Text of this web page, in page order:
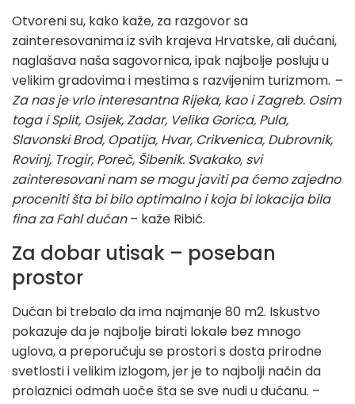
Otvoreni su, kako kaže, za razgovor sa
zainteresovanima iz svih krajeva Hrvatske, ali dućani,
naglašava naša sagovornica, ipak najbolje posluju u
velikim gradovima i mestima s razvijenim turizmom. –
Za nas je vrlo interesantna Rijeka, kao i Zagreb. Osim
toga i Split, Osijek, Zadar, Velika Gorica, Pula,
Slavonski Brod, Opatija, Hvar, Crikvenica, Dubrovnik,
Rovinj, Trogir, Poreč, Šibenik. Svakako, svi
zainteresovani nam se mogu javiti pa ćemo zajedno
proceniti šta bi bilo optimalno i koja bi lokacija bila
fina za Fahl dućan– kaže Ribić.
Za dobar utisak – poseban
prostor
Dućan bi trebalo da ima najmanje 80 m2. Iskustvo
pokazuje da je najbolje birati lokale bez mnogo
uglova, a preporučuju se prostori s dosta prirodne
svetlosti i velikim izlogom, jer je to najbolji način da
prolaznici odmah uoče šta se sve nudi u dućanu. –